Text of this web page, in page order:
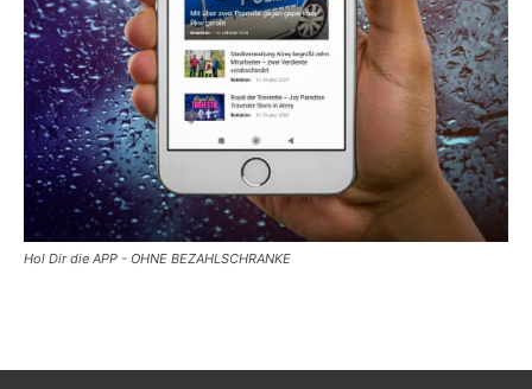
Hol Dir die APP - OHNE BEZAHLSCHRANKE